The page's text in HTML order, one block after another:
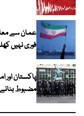
عمان سے
فوری نہیں
پاکستان اور
مضبوط بنانے